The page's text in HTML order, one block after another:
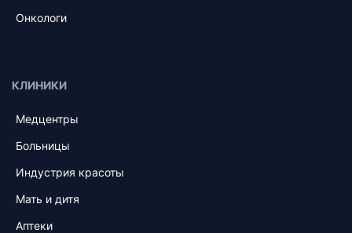
Онкологи
КЛИНИКИ
Медцентры
Больницы
Индустрия красоты
Мать и дитя
Аптеки